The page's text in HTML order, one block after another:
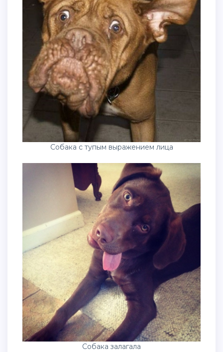
Собака с тупым выражением лица
Собака залагала